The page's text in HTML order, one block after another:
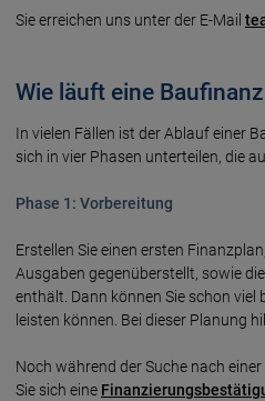
Sie erreichen uns unter der E-Mail
Wie läuft eine
In vielen Fällen ist der Ablauf einer
sich in vier Phasen unterteilen, die
Phase 1: Vorbereitung
Erstellen Sie einen ersten
Ausgaben gegenüberstellt, sowie
enthält. Dann können Sie schon viel
leisten können. Bei dieser Planung
Noch während der Suche nach
Sie sich eine